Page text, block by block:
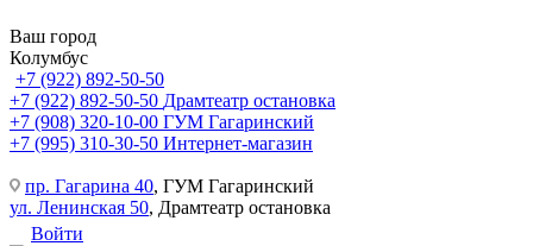
Ваш город
Колумбус
+7 (922) 892-50-50
+7 (922) 892-50-50 Драмтеатр остановка
+7 (908) 320-10-00 ГУМ Гагаринский
+7 (995) 310-30-50 Интернет-магазин
пр. Гагарина 40, ГУМ Гагаринский
ул. Ленинская 50, Драмтеатр остановка
Войти